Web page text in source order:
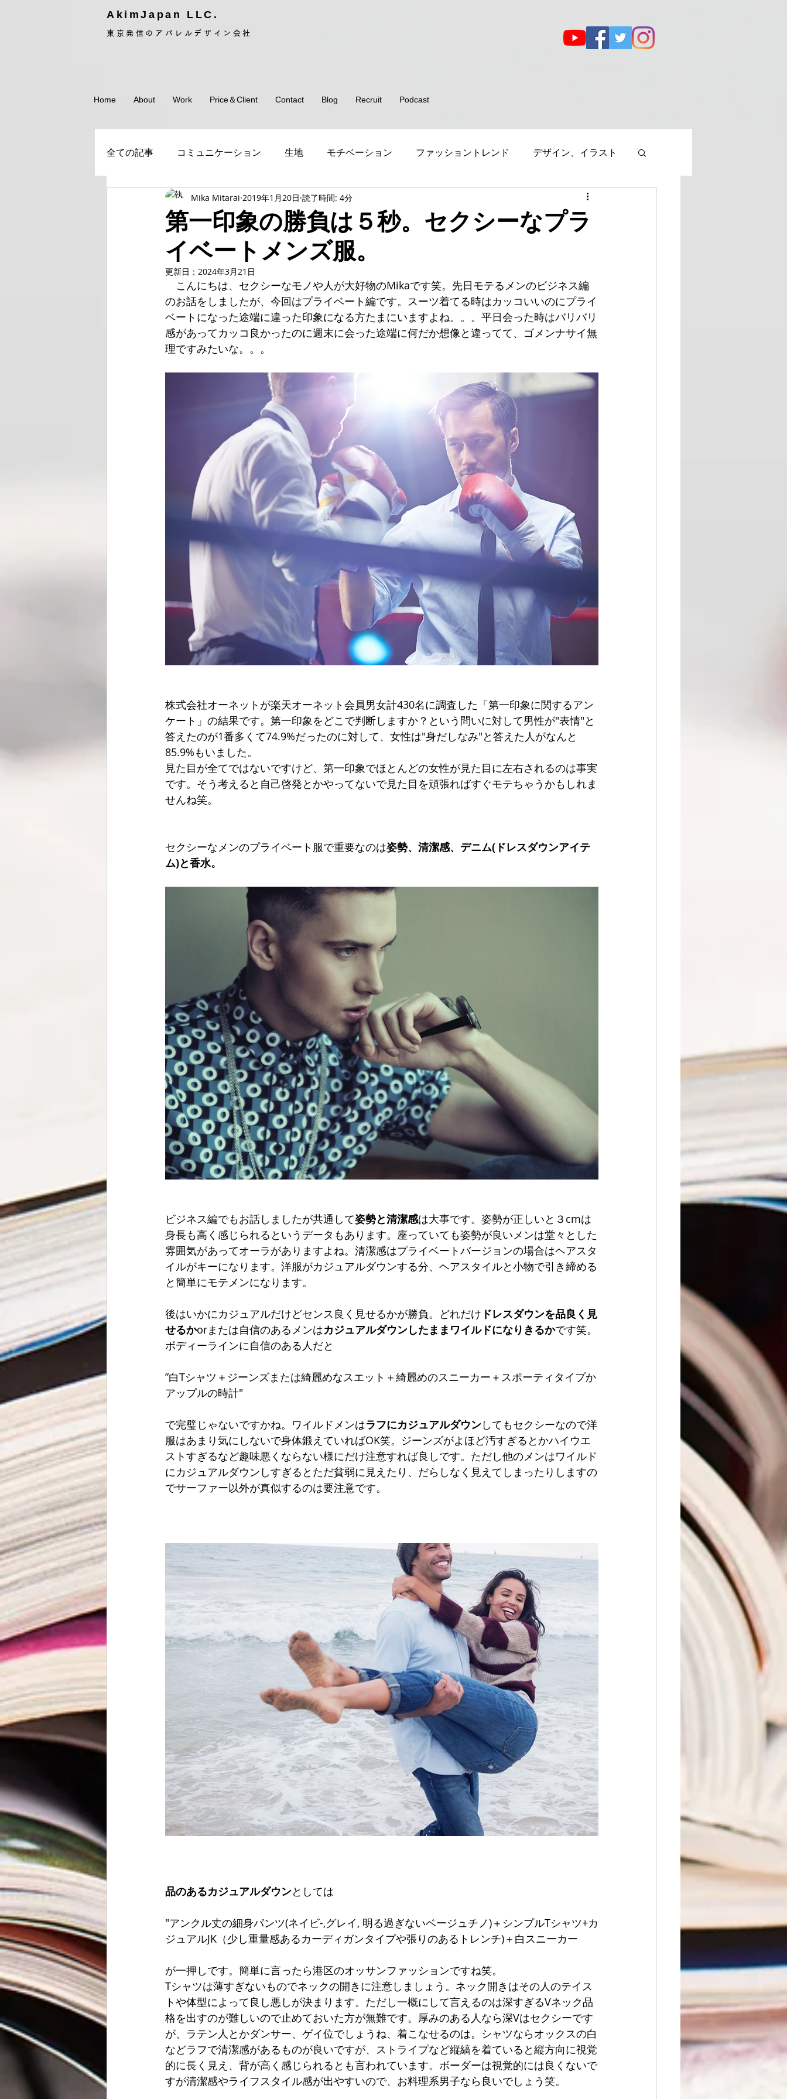
AkimJapan LLC.
東京発信のアパレルデザイン会社
Home About Work Price＆Client Contact Blog Recruit Podcast
全ての記事 コミュニケーション 生地 モチベーション ファッショントレンド デザイン、イラスト
パターン 雑談 SNS アパレル期中クリック
第一印象の勝負は５秒。セクシーなプラ
イベートメンズ服。
Mika Mitarai 2019年1月20日 読了時間: 4分
更新日： 2024年3月21日
こんにちは、セクシーなモノや人が大好物のMikaです笑。先日モテるメンのビジネス編
のお話をしましたが、今回はプライベート編です。スーツ着てる時はカッコいいのにプライ
ベートになった途端に違った印象になる方たまにいますよね。。。平日会った時はバリバリ
感があってカッコ良かったのに週末に会った途端に何だか想像と違ってて、ゴメンナサイ無
理ですみたいな。。。
株式会社オーネットが楽天オーネット会員男女計430名に調査した「第一印象に関するアン
ケート」の結果です。第一印象をどこで判断しますか？という問いに対して男性が"表情"と
答えたのが1番多くて74.9%だったのに対して、女性は"身だしなみ"と答えた人がなんと
85.9%もいました。
見た目が全てではないですけど、第一印象でほとんどの女性が見た目に左右されるのは事実
です。そう考えると自己啓発とかやってないで見た目を頑張ればすぐモテちゃうかもしれま
せんね笑。
セクシーなメンのプライベート服で重要なのは姿勢、清潔感、デニム(ドレスダウンアイテ
ム)と香水。
ビジネス編でもお話しましたが共通して姿勢と清潔感は大事です。姿勢が正しいと３cmは
身長も高く感じられるというデータもあります。座っていても姿勢が良いメンは堂々とした
雰囲気があってオーラがありますよね。清潔感はプライベートバージョンの場合はヘアスタ
イルがキーになります。洋服がカジュアルダウンする分、ヘアスタイルと小物で引き締める
と簡単にモテメンになります。
後はいかにカジュアルだけどセンス良く見せるかが勝負。どれだけ ドレスダウンを品良く見
せるかorまたは自信のあるメンはカジュアルダウンしたままワイルドになりきるかです笑。
ボディーラインに自信のある人だと
”白Tシャツ＋ジーンズまたは綺麗めなスエット＋綺麗めのスニーカー＋スポーティタイプか
アップルの時計"
で完璧じゃないですかね。ワイルドメンはラフにカジュアルダウンしてもセクシーなので洋
服はあまり気にしないで身体鍛えていればOK笑。ジーンズがよほど汚すぎるとかハイウエ
ストすぎるなど趣味悪くならない様にだけ注意すれば良しです。ただし他のメンはワイルド
にカジュアルダウンしすぎるとただ貧弱に見えたり、だらしなく見えてしまったりしますの
でサーファー以外が真似するのは要注意です。
品のあるカジュアルダウンとしては
"アンクル丈の細身パンツ(ネイビ-,グレイ, 明る過ぎないベージュチノ)＋シンプルTシャツ+カ
ジュアルJK（少し重量感あるカーディガンタイプや張りのあるトレンチ)＋白スニーカー
が一押しです。簡単に言ったら港区のオッサンファッションですね笑。
Tシャツは薄すぎないものでネックの開きに注意しましょう。ネック開きはその人のテイス
トや体型によって良し悪しが決まります。ただし一概にして言えるのは深すぎるVネック品
格を出すのが難しいので止めておいた方が無難です。厚みのある人なら深Vはセクシーです
が、ラテン人とかダンサー、ゲイ位でしょうね、着こなせるのは。シャツならオックスの白
などラフで清潔感があるものが良いですが、ストライプなど縦縞を着ていると縦方向に視覚
的に長く見え、背が高く感じられるとも言われています。ボーダーは視覚的には良くないで
すが清潔感やライフスタイル感が出やすいので、お料理系男子なら良いでしょう笑。